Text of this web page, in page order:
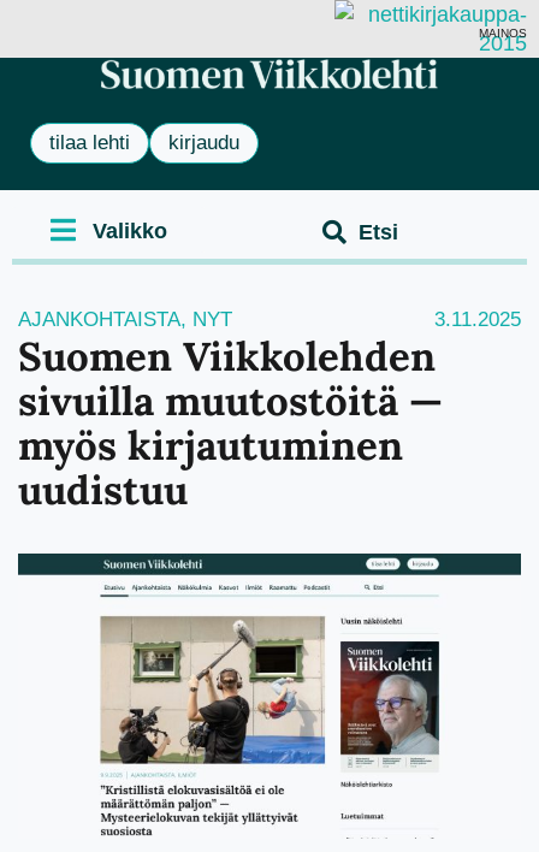
MAINOS
tilaa lehti kirjaudu
AJANKOHTAISTA, NYT 3.11.2025
Suomen Viikkolehden
sivuilla muutostöitä —
myös kirjautuminen
uudistuu